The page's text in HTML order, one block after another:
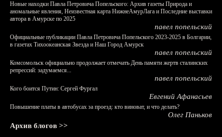
Новые находки Павла Петровича Попельского: Архив газеты Природа и
аномальные явления, Неизвестная карта НижнеАмурЛага и Последние выставки
автора в Амурске по 2025
павел попельский
Официальные публикации Павла Петровича Попельского 2023-2025 в Болгарии,
в газетах Тихоокеанская Звезда и Наш Город Амурск
павел попельский
Комсомольск официально продолжает отмечать День памяти жертв сталинских
репрессий: задумаемся...
павел попельский
Кого боится Путин: Сергей Фургал
Евгений Афанасьев
Повышение платы в автобусах за проезд: кто виноват, и что делать?
Олег Паньков
Архив блогов >>